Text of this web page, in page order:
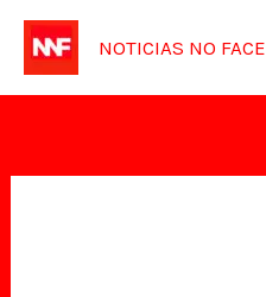
para
NOTICIAS NO FACE